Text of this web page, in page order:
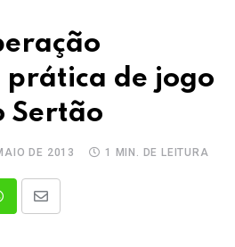
de jogo
Sertão
DE 2013 1 MIN. DE LEITURA
Share